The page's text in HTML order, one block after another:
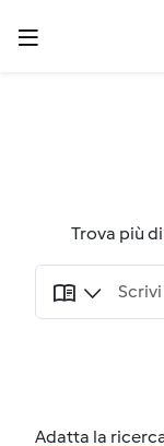
Trova più di
Adatta la